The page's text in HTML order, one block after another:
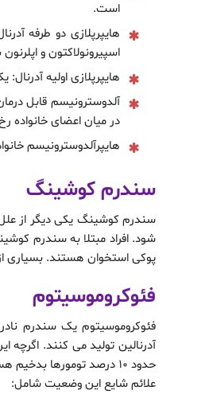
است.
هایپرپلازی دو طرفه
اسپیرونولاکتون و
هایپرپلازی اولیه
در میان اعضای خانواده
هایپرآلدوسترونیسم
سندرم کوشینگ
سندرم کوشینگ یکی دیگر از
شود. افراد مبتلا به سندرم
پوکی استخوان هستند. بسیاری از
فئوکروموسیتوم
فئوکروموسیتوم یک سندرم
آدرنالین تولید می کنند. اگرچه
حدود 10 درصد تومورها بدخیم هستند.
علائم شایع این وضعیت شامل: